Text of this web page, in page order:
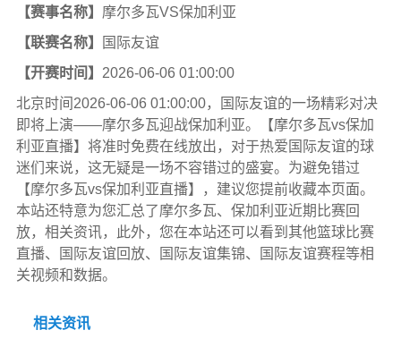
【赛事名称】 摩尔多瓦VS保加利亚
【联赛名称】
国际友谊
【开赛时间】 2026-06-06 01:00:00
北京时间2026-06-06 01:00:00，国际友谊的一场精彩对决
即将上演——摩尔多瓦迎战保加利亚。【摩尔多瓦vs保加
利亚直播】将准时免费在线放出，对于热爱国际友谊的球
迷们来说，这无疑是一场不容错过的盛宴。为避免错过
【摩尔多瓦vs保加利亚直播】，建议您提前收藏本页面。
本站还特意为您汇总了摩尔多瓦、保加利亚近期比赛回
放，相关资讯，此外，您在本站还可以看到其他篮球比赛
直播、国际友谊回放、国际友谊集锦、国际友谊赛程等相
关视频和数据。
相关资讯